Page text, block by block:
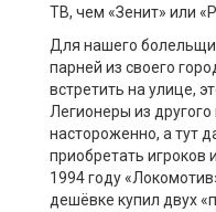
ТВ, чем «Зенит» или
Для нашего
парней из своего
встретить на улице,
Легионеры из
настороженно, а тут
приобретать игроков
1994 году
дешёвке купил двух